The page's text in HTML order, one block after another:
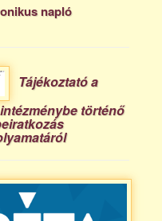
napló
Tájékoztató a
történő